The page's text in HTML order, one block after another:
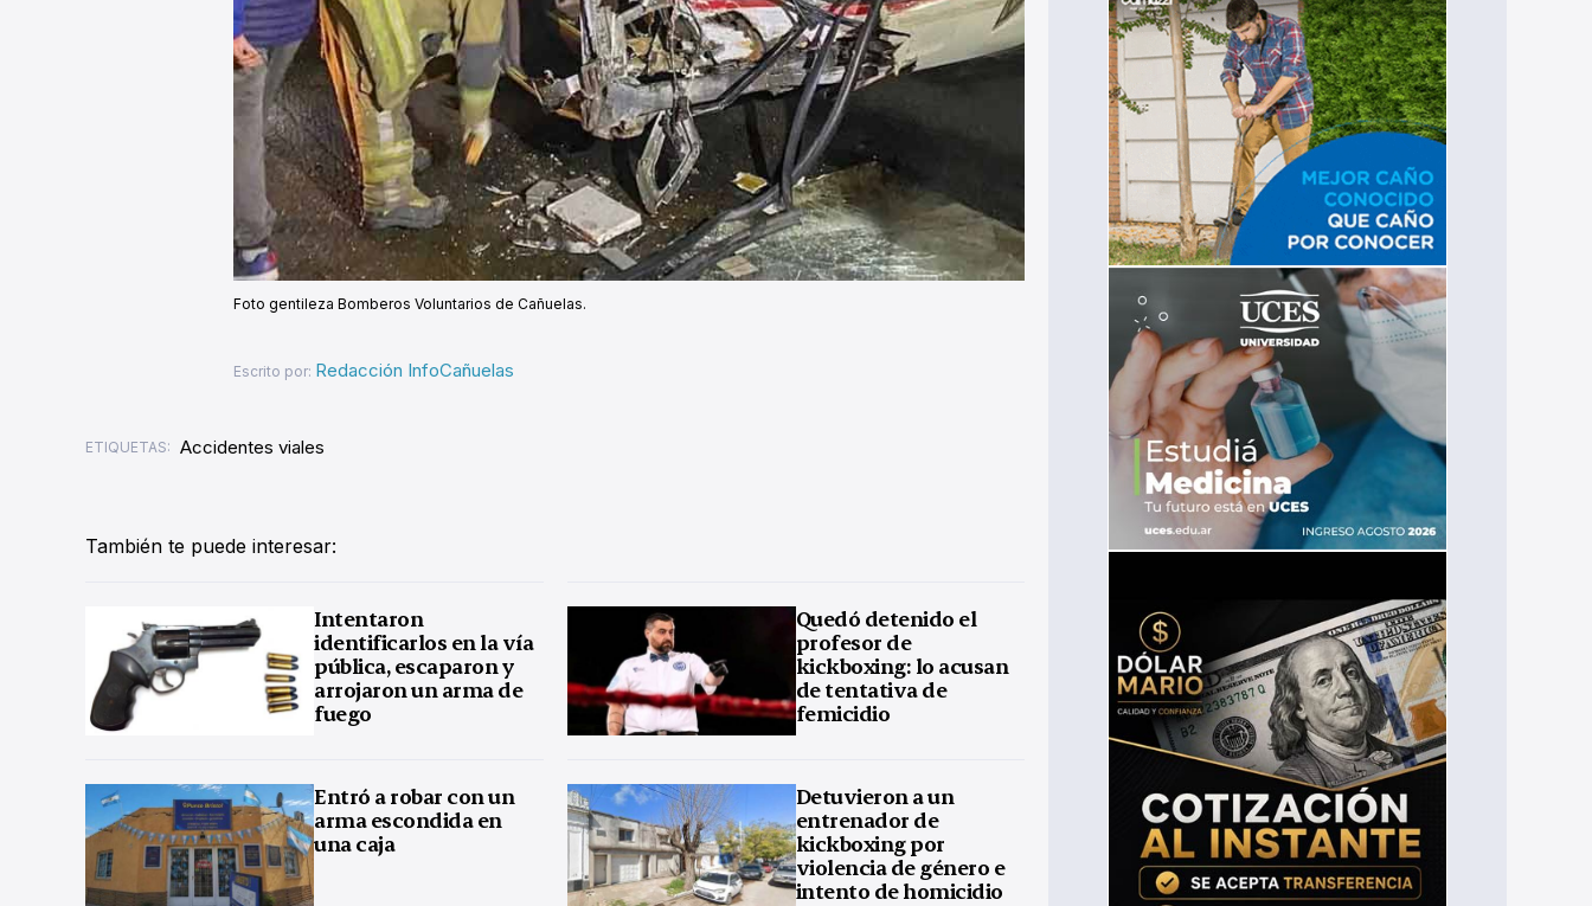
Foto gentileza Bomberos Voluntarios de Cañuelas.
Escrito por: Redacción InfoCañuelas
ETIQUETAS: Accidentes viales
También te puede interesar:
Intentaron
identificarlos en la vía
pública, escaparon y
arrojaron un arma de
fuego
Quedó detenido el
profesor de
kickboxing: lo acusan
de tentativa de
femicidio
Entró a robar con un
arma escondida en
una caja
Detuvieron a un
entrenador de
kickboxing por
violencia de género e
intento de homicidio